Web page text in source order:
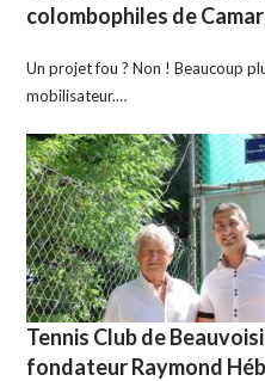
colombophiles de
Un projet fou ? Non ! Beaucoup
mobilisateur.…
Tennis Club de
fondateur Raymond